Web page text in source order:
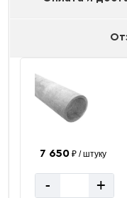
7 650₽ / штуку
- +